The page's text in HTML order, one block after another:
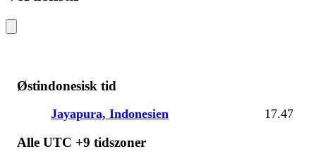
Østindonesisk tid
Jayapura, Indonesien 17.47
Alle UTC +9 tidszoner